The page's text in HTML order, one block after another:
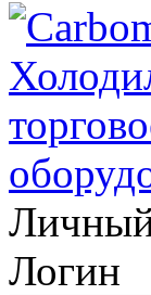
Логин